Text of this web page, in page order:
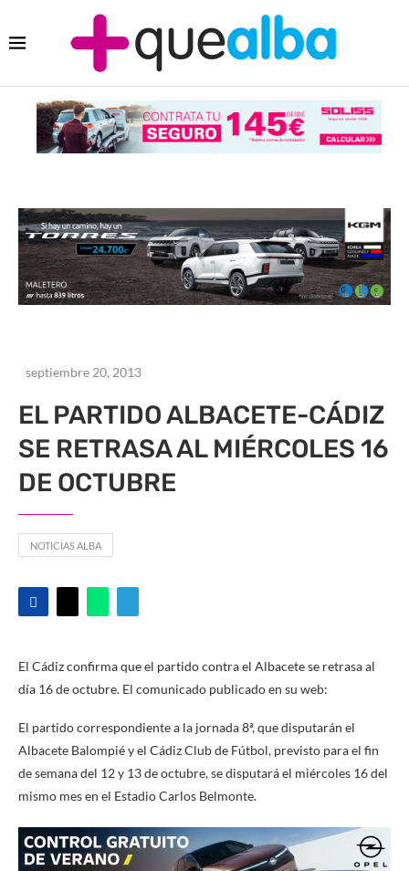
septiembre 20, 2013
EL PARTIDO ALBACETE-CÁDIZ
SE RETRASA AL MIÉRCOLES 16
DE OCTUBRE
NOTICIAS ALBA
El Cádiz confirma que el partido contra el Albacete se retrasa al
día 16 de octubre. El comunicado publicado en su web:
El partido correspondiente a la jornada 8ª, que disputarán el
Albacete Balompié y el Cádiz Club de Fútbol, previsto para el fin
de semana del 12 y 13 de octubre, se disputará el miércoles 16 del
mismo mes en el Estadio Carlos Belmonte.